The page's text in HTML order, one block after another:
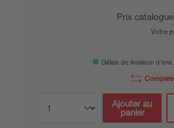
Prix
Votre
Délais de livraison
Ajouter au
panier